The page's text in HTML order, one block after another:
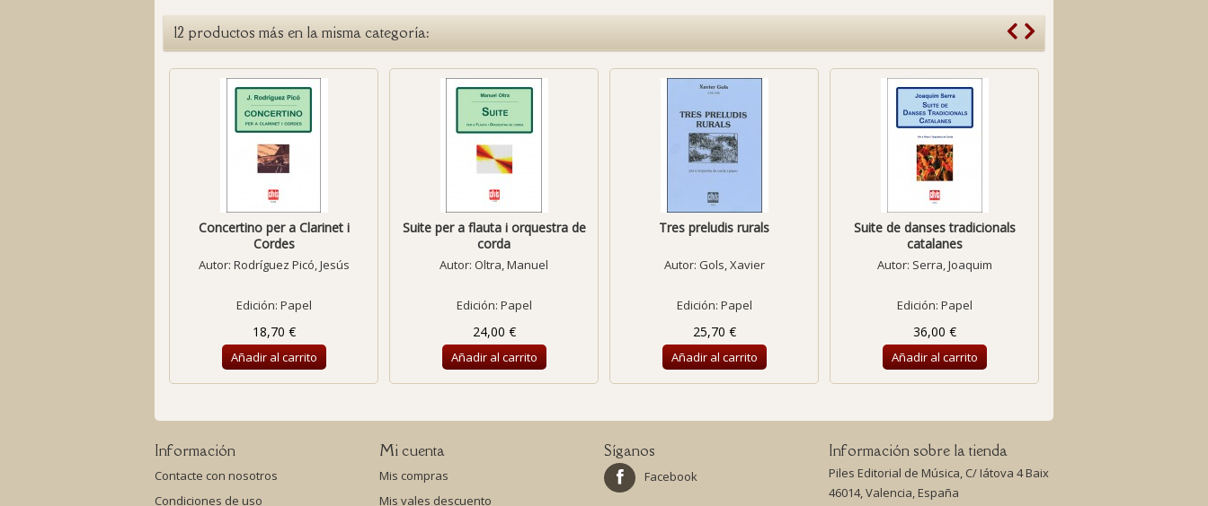
12 productos más en la misma categoría:
Concertino per a Clarinet i
Cordes
Autor: Rodríguez Picó, Jesús
Edición: Papel
18,70 €
Añadir al carrito
Suite per a flauta i orquestra de
corda
Autor: Oltra, Manuel
Edición: Papel
24,00 €
Añadir al carrito
Tres preludis rurals
Autor: Gols, Xavier
Edición: Papel
25,70 €
Añadir al carrito
Suite de danses tradicionals
catalanes
Autor: Serra, Joaquim
Edición: Papel
36,00 €
Añadir al carrito
Información
Contacte con nosotros
Condiciones de uso
Mi cuenta
Mis compras
Mis vales descuento
Síganos
Facebook
Información sobre la tienda
Piles Editorial de Música, C/ Iátova 4 Baix
46014, Valencia, España